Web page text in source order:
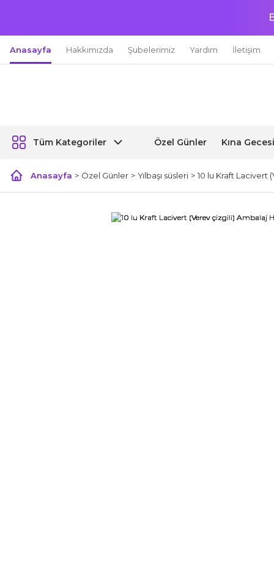
Anasayfa Hakkımızda Şubelerimiz Yardım İletişim
Tüm Kategoriler Özel Günler Kına Gecesi
Anasayfa Özel Günler Yılbaşı süsleri 10 lu Kraft Lacivert